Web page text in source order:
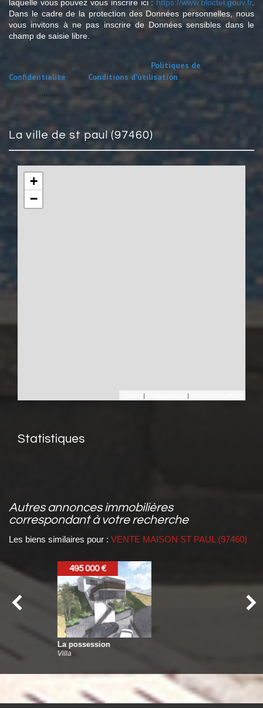
laquelle vous pouvez vous inscrire ici : https://www.bloctel.gouv.fr.
Dans le cadre de la protection des Données personnelles, nous
vous invitons à ne pas inscrire de Données sensibles dans le
champ de saisie libre.
Ce site est protégé par reCAPTCHA, les Politiques de
Confidentialité
Conditions d'utilisationde Google
s'appliquent.
la ville de st paul (97460)
+
−
| |
Statistiques
autres annonces immobilières
correspondant à votre recherche
Les biens similaires pour : VENTE MAISON ST PAUL (97460)
449 000 €
bois de nefles st paul